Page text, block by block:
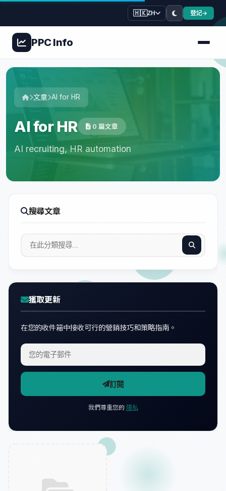
🇭🇰ZH 登記
PPCInfo
文章 AI for HR
AI for HR 0 篇文章
AI recruiting, HR automation
搜尋文章
獲取更新
在您的收件箱中接收可行的營銷技巧和策略指南。
訂閱
我們尊重您的 隱私